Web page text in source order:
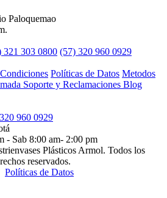
Paloquemao
321 303 0800 (57) 320 960 0929
Políticas de Datos Metodos
Soporte y Reclamaciones Blog
960 0929
- Sab 8:00 am- 2:00 pm
Plásticos Armol. Todos los
reservados.
Políticas de Datos